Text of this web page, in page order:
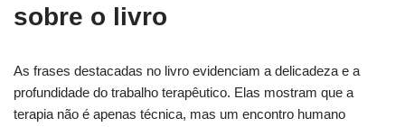
sobre o livro
As frases destacadas no livro evidenciam a delicadeza e a
profundidade do trabalho terapêutico. Elas mostram que a
terapia não é apenas técnica, mas um encontro humano